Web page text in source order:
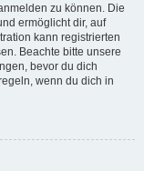
zu können. Die
ermöglicht dir, auf
kann registrierten
Beachte bitte unsere
bevor du dich
wenn du dich in